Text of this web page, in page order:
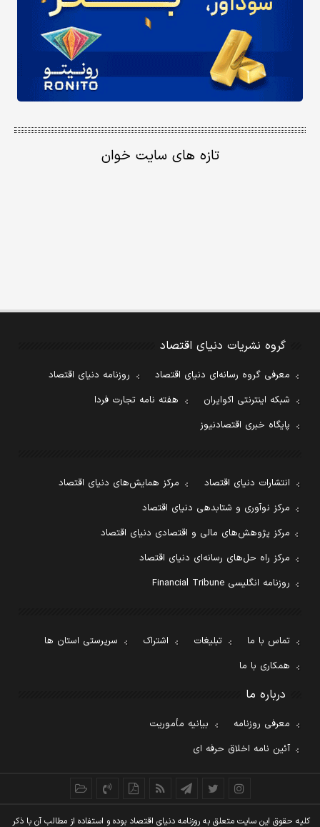
تازه های سایت خوان
گروه نشریات دنیای اقتصاد
معرفی گروه رسانه‌ای دنیای اقتصاد
روزنامه دنیای اقتصاد
شبکه اینترنتی اکوایران
هفته نامه تجارت فردا
پایگاه خبری اقتصادنیوز
انتشارات دنیای اقتصاد
مرکز همایش‌های دنیای اقتصاد
مرکز نوآوری و شتابدهی دنیای اقتصاد
مرکز پژوهش‌های مالی و اقتصادی دنیای اقتصاد
مرکز راه حل‌های رسانه‌ای دنیای اقتصاد
روزنامه انگلیسی Financial Tribune
تماس با ما تبلیغات اشتراک
سرپرستی استان ها
همکاری با ما
درباره ما
معرفی روزنامه
بیانیه مأموریت
آئین نامه اخلاق حرفه ای
کليه حقوق اين سايت متعلق به روزنامه دنيای اقتصاد بوده و استفاده از مطالب آن با ذکر